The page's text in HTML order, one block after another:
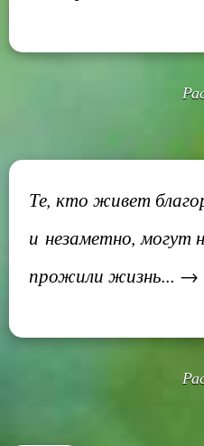
Те, кто живет
и незаметно, могут
прожили жизнь... →